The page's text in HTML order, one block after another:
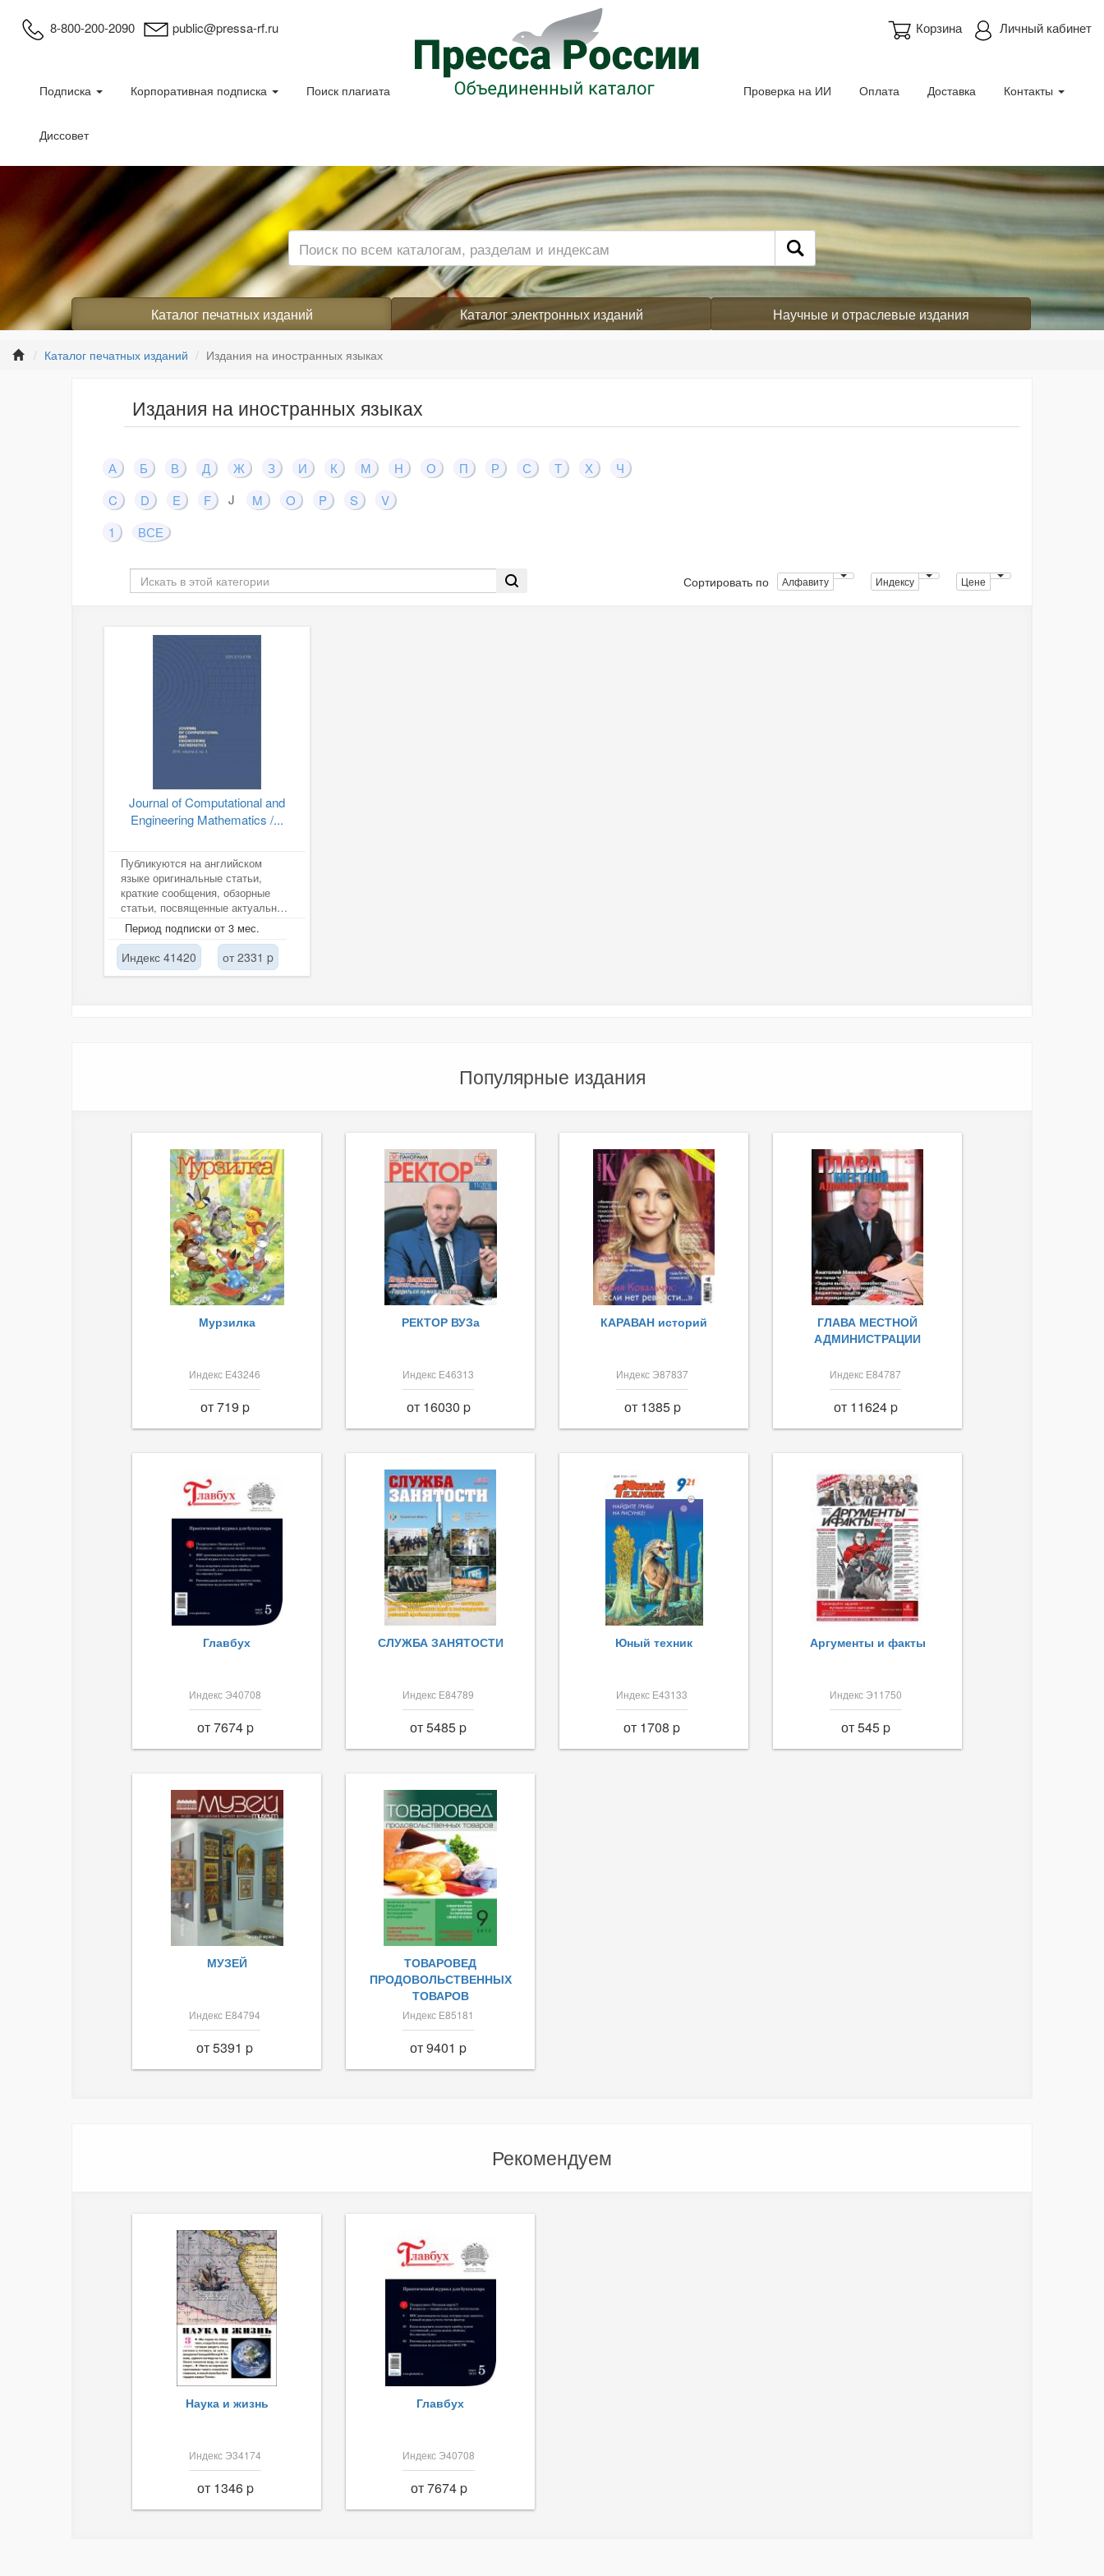
8-800-200-2090 public@pressa-rf.ru Личный кабинет
Корзина
Подписка Корпоративная подписка Поиск плагиата
Диссовет
Проверка на ИИ Оплата Доставка Контакты
Каталог печатных изданий Каталог электронных изданий Научные и отраслевые издания
Каталог печатных изданий Издания на иностранных языках
Издания на иностранных языках
А Б В Д Ж З И К М Н О П Р С Т Х
Ч
C
D E F J M O P S
V
1
ВСЕ
Сортировать по Алфавиту Индексу Цене
Journal of Computational and
Engineering Mathematics /...
Публикуются на английском
языке оригинальные статьи,
краткие сообщения, обзорные
статьи, посвященные актуальным
исследованиям в области
компьютерной...
Период подписки от 3 мес.
Индекс 41420 от 2331 p
Популярные издания
Мурзилка
Индекс Е43246
от 719 p
РЕКТОР ВУЗа
Индекс Е46313
от 16030 p
КАРАВАН историй
Индекс Э87837
от 1385 p
ГЛАВА МЕСТНОЙ
АДМИНИСТРАЦИИ
Индекс Е84787
от 11624 p
Главбух
Индекс Э40708
от 7674 p
СЛУЖБА ЗАНЯТОСТИ
Индекс Е84789
от 5485 p
Юный техник
Индекс Е43133
от 1708 p
Аргументы и факты
Индекс Э11750
от 545 p
МУЗЕЙ
Индекс Е84794
от 5391 p
ТОВАРОВЕД
ПРОДОВОЛЬСТВЕННЫХ
ТОВАРОВ
Индекс Е85181
от 9401 p
Рекомендуем
Наука и жизнь
Индекс Э34174
от 1346 p
Главбух
Индекс Э40708
от 7674 p